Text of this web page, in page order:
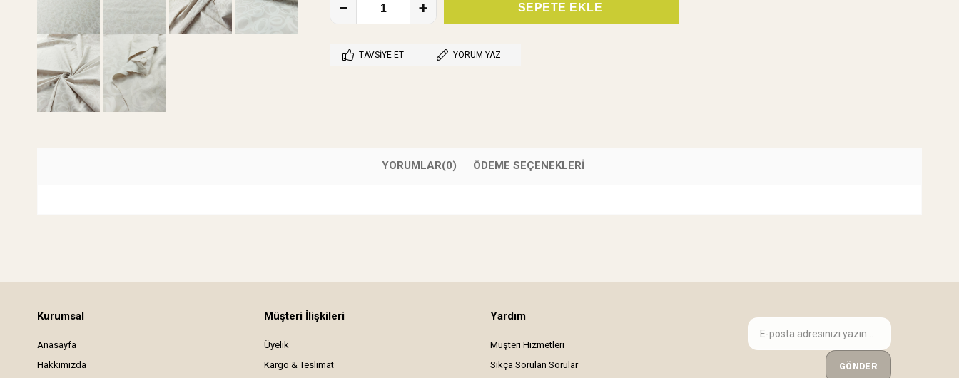
TAVSIYE ET YORUM YAZ
YORUMLAR(0) ÖDEME SEÇENEKLERI
Kurumsal
Anasayfa
Hakkımızda
Müşteri İlişkileri
Üyelik
Kargo & Teslimat
Yardım
Müşteri Hizmetleri
Sıkça Sorulan Sorular
GÖNDER